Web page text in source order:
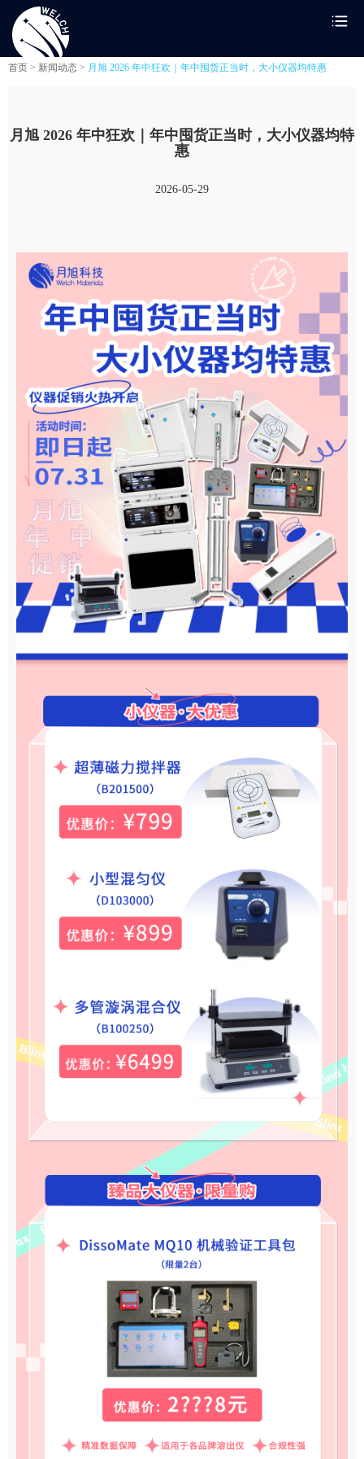
首页 > 新闻动态 > 月旭 2026 年中狂欢｜年中囤货正当时，大小仪器均特惠
月旭 2026 年中狂欢｜年中囤货正当时，大小仪器均特
惠
2026-05-29